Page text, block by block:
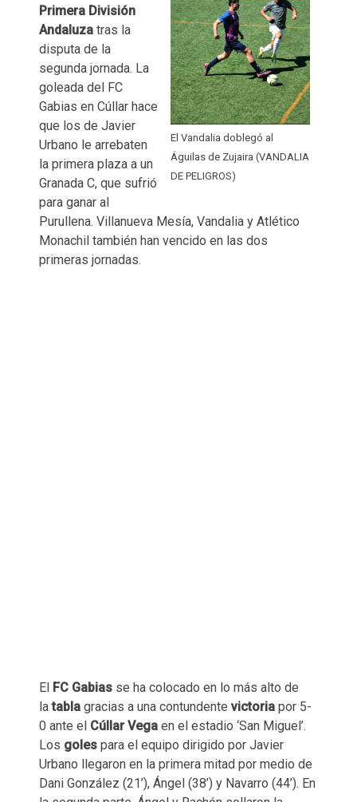
El Vandalia doblegó al
Águilas de Zujaira (VANDALIA
DE PELIGROS)
Primera División
Andaluza tras la
disputa de la
segunda jornada. La
goleada del FC
Gabias en Cúllar hace
que los de Javier
Urbano le arrebaten
la primera plaza a un
Granada C, que sufrió
para ganar al
Purullena. Villanueva Mesía, Vandalia y Atlético
Monachil también han vencido en las dos
primeras jornadas.
El FC Gabias se ha colocado en lo más alto de
latabla gracias a una contundente victoria por 5-
0 ante el Cúllar Vega en el estadio ‘San Miguel’.
Los goles para el equipo dirigido por Javier
Urbano llegaron en la primera mitad por medio de
Dani González (21’), Ángel (38’) y Navarro (44’). En